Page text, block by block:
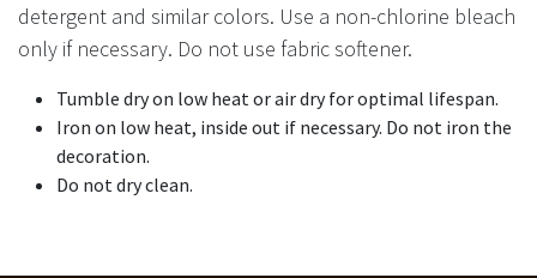
detergent and similar colors. Use a non-chlorine bleach
only if necessary. Do not use fabric softener.
Tumble dry on low heat or air dry for optimal lifespan.
Iron on low heat, inside out if necessary. Do not iron the
decoration.
Do not dry clean.